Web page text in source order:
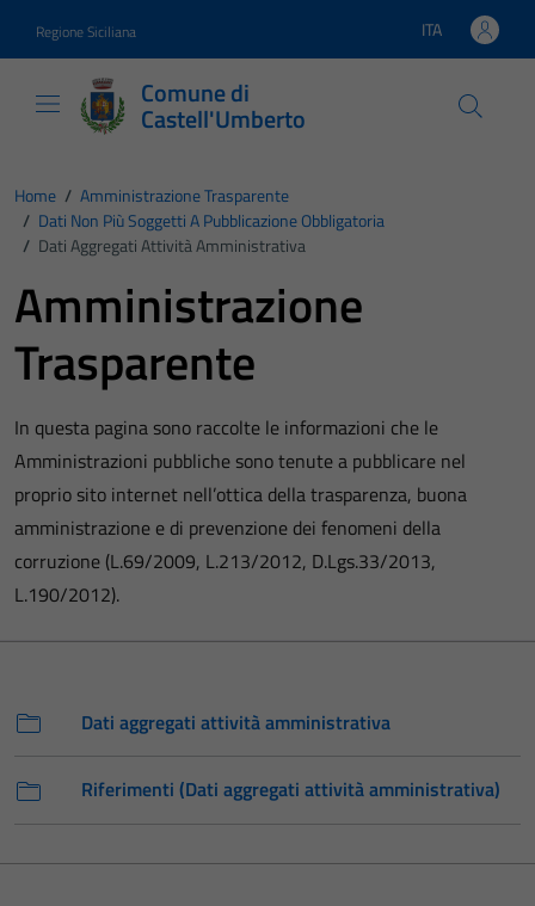
Regione Siciliana Lingua attiva:
ITA
Comune di
Castell'Umberto
Home / Amministrazione Trasparente
/ Dati Non Più Soggetti A Pubblicazione Obbligatoria
/ Dati Aggregati Attività Amministrativa
Amministrazione
Trasparente
In questa pagina sono raccolte le informazioni che le
Amministrazioni pubbliche sono tenute a pubblicare nel
proprio sito internet nell’ottica della trasparenza, buona
amministrazione e di prevenzione dei fenomeni della
corruzione (L.69/2009, L.213/2012, D.Lgs.33/2013,
L.190/2012).
Dati aggregati attività amministrativa
Riferimenti (Dati aggregati attività amministrativa)